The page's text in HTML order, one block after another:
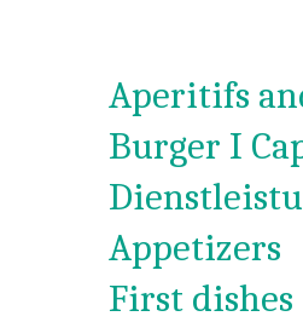
Aperitifs
Burger I
Appetizers
First dishes